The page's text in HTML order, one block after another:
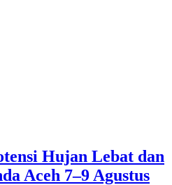
Hujan Lebat dan
Aceh 7–9 Agustus